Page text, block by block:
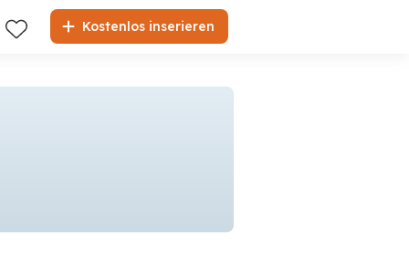
Kostenlos inserieren